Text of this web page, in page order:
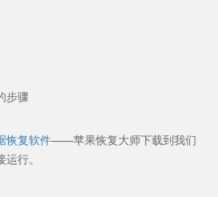
步骤
恢复软件——苹果恢复大师下载到我们
行。